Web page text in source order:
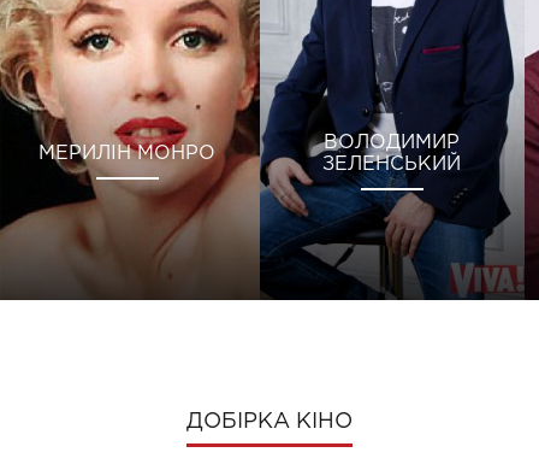
МЕРИЛІН МОНРО
ВОЛОДИМИР
ЗЕЛЕНСЬКИЙ
ДОБІРКА КІНО